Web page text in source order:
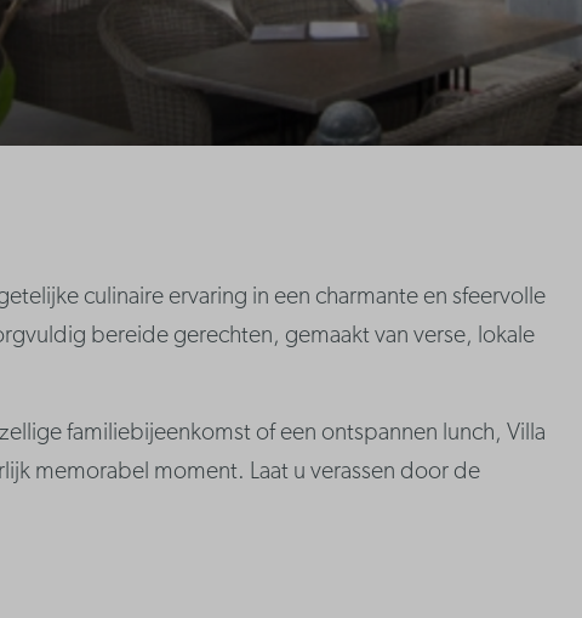
culinaire ervaring in een charmante en sfeervolle
bereide gerechten, gemaakt van verse, lokale
familiebijeenkomst of een ontspannen lunch, Villa
memorabel moment. Laat u verassen door de